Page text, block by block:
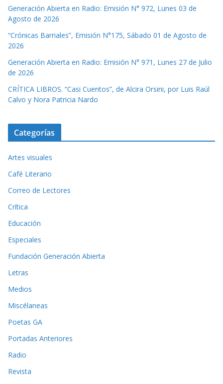
Generación Abierta en Radio: Emisión N° 972, Lunes 03 de
Agosto de 2026
“Crónicas Barriales”, Emisión N°175, Sábado 01 de Agosto de
2026
Generación Abierta en Radio: Emisión N° 971, Lunes 27 de Julio
de 2026
CRÍTICA LIBROS. “Casi Cuentos”, de Alcira Orsini, por Luis Raúl
Calvo y Nora Patricia Nardo
Categorías
Artes visuales
Café Literario
Correo de Lectores
Crítica
Educación
Especiales
Fundación Generación Abierta
Letras
Medios
Miscélaneas
Poetas GA
Portadas Anteriores
Radio
Revista